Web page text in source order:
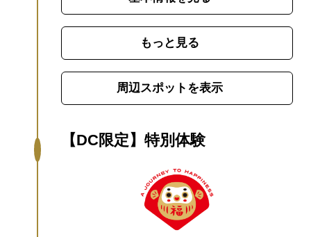
みの技法によって建設された独創的なアー
揺られながら水面から見上げるのも醍醐味
の一つ。また、桜の時期をはじめ、四季
折々にライトアップされた錦帯橋がご覧い
ただけます。
山口県出身の元卓球選手・石
橋にも訪れ、橋の上から眺める錦川の絶景
の晴れやかな表情にも注目です！！動画は
【テレビで紹介されました】
年10月28日(土)放映：ブラタモリ「美の極
み 錦帯橋～錦帯橋にはなぜ世界唯一の美し
もっと見る
周辺スポットを表示
【DC限定】特別体験